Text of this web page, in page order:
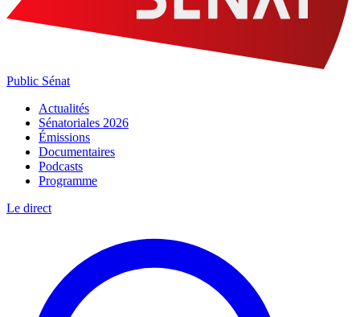
Public Sénat
Actualités
Sénatoriales 2026
Émissions
Documentaires
Podcasts
Programme
Le direct